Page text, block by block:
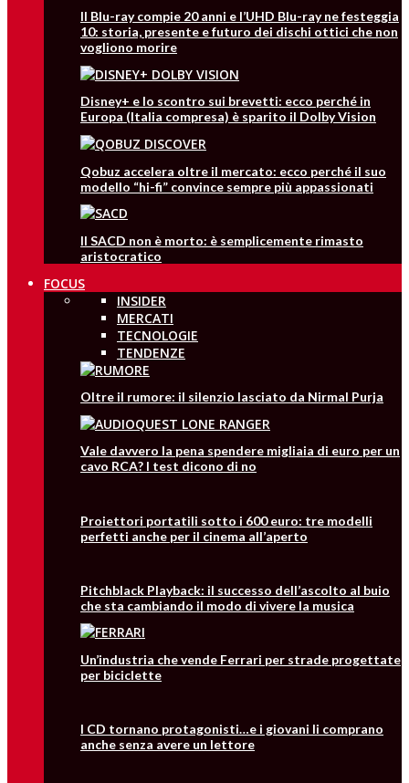
Il Blu-ray compie 20 anni e l’UHD Blu-ray ne festeggia
10: storia, presente e futuro dei dischi ottici che non
vogliono morire
Disney+ e lo scontro sui brevetti: ecco perché in
Europa (Italia compresa) è sparito il Dolby Vision
Qobuz accelera oltre il mercato: ecco perché il suo
modello “hi-fi” convince sempre più appassionati
Il SACD non è morto: è semplicemente rimasto
aristocratico
FOCUS
INSIDER
MERCATI
TECNOLOGIE
TENDENZE
Oltre il rumore: il silenzio lasciato da Nirmal Purja
Vale davvero la pena spendere migliaia di euro per un
cavo RCA? I test dicono di no
Proiettori portatili sotto i 600 euro: tre modelli
perfetti anche per il cinema all’aperto
Pitchblack Playback: il successo dell’ascolto al buio
che sta cambiando il modo di vivere la musica
Un’industria che vende Ferrari per strade progettate
per biciclette
I CD tornano protagonisti…e i giovani li comprano
anche senza avere un lettore